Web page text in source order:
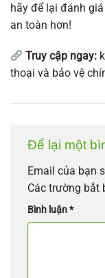
hãy để lại đánh
an toàn hơn!
Truy cập ngay:
thoại và bảo vệ
Để lại một
Email của bạn
Các trường bắt
Bình luận*